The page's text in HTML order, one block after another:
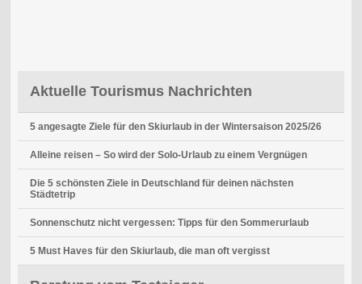
Aktuelle Tourismus Nachrichten
5 angesagte Ziele für den Skiurlaub in der Wintersaison 2025/26
Alleine reisen – So wird der Solo-Urlaub zu einem Vergnügen
Die 5 schönsten Ziele in Deutschland für deinen nächsten
Städtetrip
Sonnenschutz nicht vergessen: Tipps für den Sommerurlaub
5 Must Haves für den Skiurlaub, die man oft vergisst